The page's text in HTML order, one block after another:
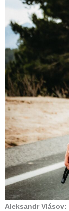
Aleksandr Vlásov: